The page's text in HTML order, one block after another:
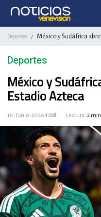
Deportes / México y Sudáfrica
Deportes
México y
Estadio Azteca
10-Junio-2026 1:08 Lectura: 2